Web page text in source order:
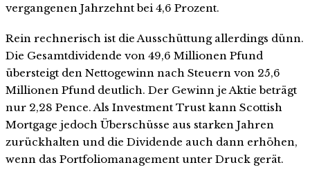
vergangenen Jahrzehnt bei 4,6 Prozent.
Rein rechnerisch ist die Ausschüttung allerdings dünn.
Die Gesamtdividende von 49,6 Millionen Pfund
übersteigt den Nettogewinn nach Steuern von 25,6
Millionen Pfund deutlich. Der Gewinn je Aktie beträgt
nur 2,28 Pence. Als Investment Trust kann Scottish
Mortgage jedoch Überschüsse aus starken Jahren
zurückhalten und die Dividende auch dann erhöhen,
wenn das Portfoliomanagement unter Druck gerät.